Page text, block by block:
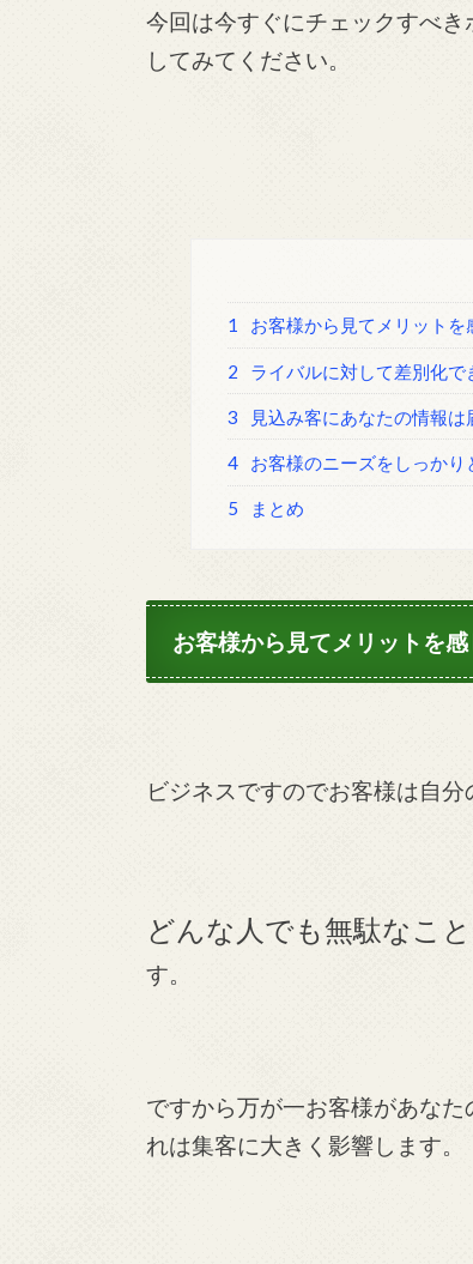
今回は今すぐにチェックすべ
してみてください。
1 お客様から見てメリットを
2 ライバルに対して差別化で
3 見込み客にあなたの情報は
4 お客様のニーズをしっかり
5 まとめ
お客様から見てメリットを
ビジネスですのでお客様は自分
どんな人でも無駄なこ
す。
ですから万が一お客様があな
れは集客に大きく影響します。